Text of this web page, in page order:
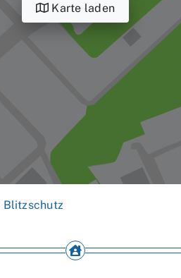
Karte laden
Blitzschutz